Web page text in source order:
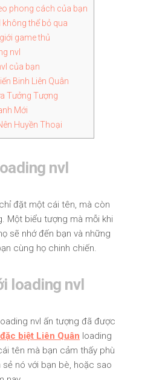
phong cách của bạn
thể bỏ qua
game thủ
nvl
của bạn
Binh Liên Quân
Tưởng Tượng
Mới
Huyền Thoại
nvl
đặt một cái tên, mà còn
Một biểu tượng mà mỗi khi
sẽ nhớ đến bạn và những
cùng họ chinh chiến.
loading nvl
nvl ấn tượng đã được
biệt Liên Quân loading
tên mà bạn cảm thấy phù
sẻ nó với bạn bè, hoặc sao